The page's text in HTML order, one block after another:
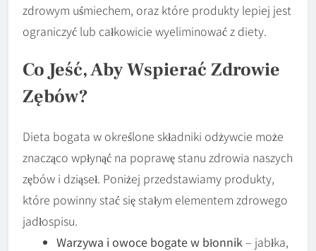
zdrowym uśmiechem, oraz które produkty lepiej jest
ograniczyć lub całkowicie wyeliminować z diety.
Co Jeść, Aby Wspierać Zdrowie
Zębów?
Dieta bogata w określone składniki odżywcie może
znacząco wpłynąć na poprawę stanu zdrowia naszych
zębów i dziąseł. Poniżej przedstawiamy produkty,
które powinny stać się stałym elementem zdrowego
jadłospisu.
Warzywa i owoce bogate w błonnik – jabłka,